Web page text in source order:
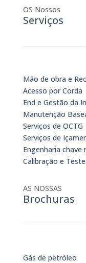
OS Nossos
Serviços
Mão de obra e
Acesso por Corda
End e Gestão da
Manutenção
Serviços de OCTG
Serviços de
Engenharia chave
Calibração e
AS NOSSAS
Brochuras
Gás de petróleo